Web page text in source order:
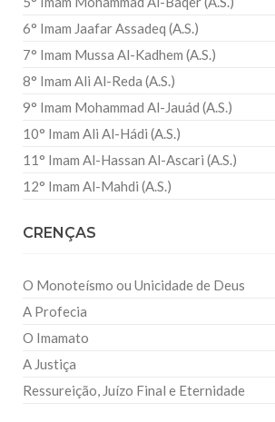
6° Imam Jaafar Assadeq (A.S.)
7° Imam Mussa Al-Kadhem (A.S.)
8° Imam Ali Al-Reda (A.S.)
9° Imam Mohammad Al-Jauád (A.S.)
10° Imam Ali Al-Hádi (A.S.)
11° Imam Al-Hassan Al-Ascari (A.S.)
12° Imam Al-Mahdi (A.S.)
CRENÇAS
O Monoteísmo ou Unicidade de Deus
A Profecia
O Imamato
A Justiça
Ressureição, Juízo Final e Eternidade